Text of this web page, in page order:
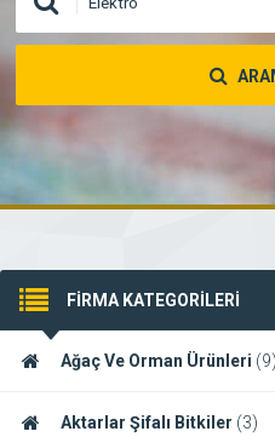
FİRMA KATEGORİLERİ
Ağaç Ve Orman Ürünleri (9)
Aktarlar Şifalı Bitkiler (3)